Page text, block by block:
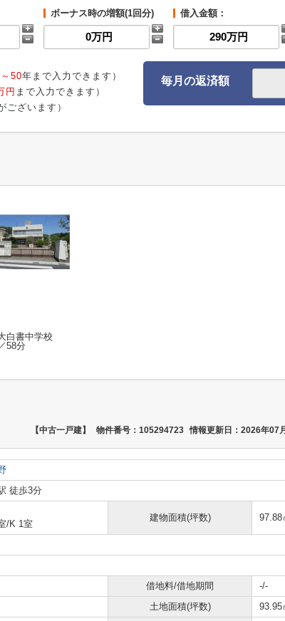
ボーナス時の増額(1回分) 借入金額：
50年まで入力できます）
円 まで入力できます）
ございます）
毎月の返済額
白書中学校
58分
【中古一戸建】 物件番号：105294723 情報更新日：2026年07
徒歩3分
/K 1室
建物面積(坪数) 97.88
借地料/借地期間
-/-
土地面積(坪数)
93.95